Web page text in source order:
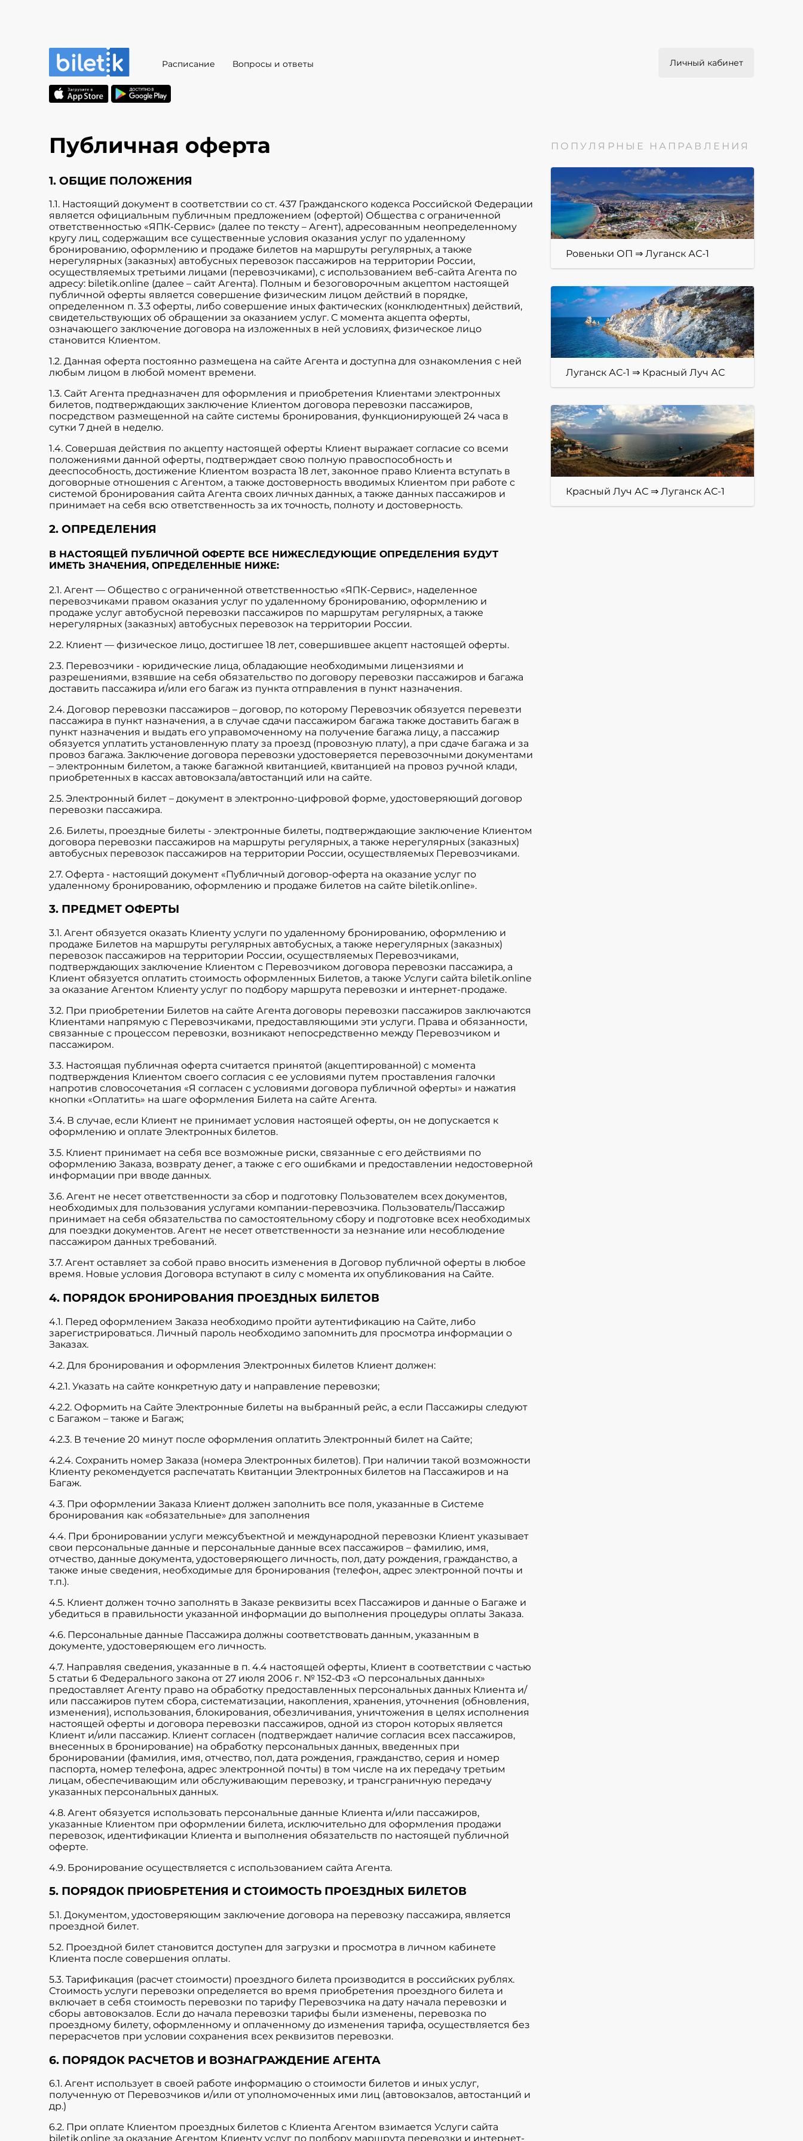
Расписание Вопросы и ответы Личный кабинет
Публичная оферта
1. ОБЩИЕ ПОЛОЖЕНИЯ
1.1. Настоящий документ в соответствии со ст. 437 Гражданского кодекса Российской Федерации
является официальным публичным предложением (офертой) Общества с ограниченной
ответственностью «ЯПК-Сервис» (далее по тексту – Агент), адресованным неопределенному
кругу лиц, содержащим все существенные условия оказания услуг по удаленному
бронированию, оформлению и продаже билетов на маршруты регулярных, а также
нерегулярных (заказных) автобусных перевозок пассажиров на территории России,
осуществляемых третьими лицами (перевозчиками), с использованием веб-сайта Агента по
адресу: biletik.online (далее – сайт Агента). Полным и безоговорочным акцептом настоящей
публичной оферты является совершение физическим лицом действий в порядке,
определенном п. 3.3 оферты, либо совершение иных фактических (конклюдентных) действий,
свидетельствующих об обращении за оказанием услуг. С момента акцепта оферты,
означающего заключение договора на изложенных в ней условиях, физическое лицо
становится Клиентом.
1.2. Данная оферта постоянно размещена на сайте Агента и доступна для ознакомления с ней
любым лицом в любой момент времени.
1.3. Сайт Агента предназначен для оформления и приобретения Клиентами электронных
билетов, подтверждающих заключение Клиентом договора перевозки пассажиров,
посредством размещенной на сайте системы бронирования, функционирующей 24 часа в
сутки 7 дней в неделю.
1.4. Совершая действия по акцепту настоящей оферты Клиент выражает согласие со всеми
положениями данной оферты, подтверждает свою полную правоспособность и
дееспособность, достижение Клиентом возраста 18 лет, законное право Клиента вступать в
договорные отношения с Агентом, а также достоверность вводимых Клиентом при работе с
системой бронирования сайта Агента своих личных данных, а также данных пассажиров и
принимает на себя всю ответственность за их точность, полноту и достоверность.
2. ОПРЕДЕЛЕНИЯ
В НАСТОЯЩЕЙ ПУБЛИЧНОЙ ОФЕРТЕ ВСЕ НИЖЕСЛЕДУЮЩИЕ ОПРЕДЕЛЕНИЯ БУДУТ
ИМЕТЬ ЗНАЧЕНИЯ, ОПРЕДЕЛЕННЫЕ НИЖЕ:
2.1. Агент — Общество с ограниченной ответственностью «ЯПК-Сервис», наделенное
перевозчиками правом оказания услуг по удаленному бронированию, оформлению и
продаже услуг автобусной перевозки пассажиров по маршрутам регулярных, а также
нерегулярных (заказных) автобусных перевозок на территории России.
2.2. Клиент — физическое лицо, достигшее 18 лет, совершившее акцепт настоящей оферты.
2.3. Перевозчики - юридические лица, обладающие необходимыми лицензиями и
разрешениями, взявшие на себя обязательство по договору перевозки пассажиров и багажа
доставить пассажира и/или его багаж из пункта отправления в пункт назначения.
2.4. Договор перевозки пассажиров – договор, по которому Перевозчик обязуется перевезти
пассажира в пункт назначения, а в случае сдачи пассажиром багажа также доставить багаж в
пункт назначения и выдать его управомоченному на получение багажа лицу, а пассажир
обязуется уплатить установленную плату за проезд (провозную плату), а при сдаче багажа и за
провоз багажа. Заключение договора перевозки удостоверяется перевозочными документами
– электронным билетом, а также багажной квитанцией, квитанцией на провоз ручной клади,
приобретенных в кассах автовокзала/автостанций или на сайте.
2.5. Электронный билет – документ в электронно-цифровой форме, удостоверяющий договор
перевозки пассажира.
2.6. Билеты, проездные билеты - электронные билеты, подтверждающие заключение Клиентом
договора перевозки пассажиров на маршруты регулярных, а также нерегулярных (заказных)
автобусных перевозок пассажиров на территории России, осуществляемых Перевозчиками.
2.7. Оферта - настоящий документ «Публичный договор-оферта на оказание услуг по
удаленному бронированию, оформлению и продаже билетов на сайте biletik.online».
3. ПРЕДМЕТ ОФЕРТЫ
3.1. Агент обязуется оказать Клиенту услуги по удаленному бронированию, оформлению и
продаже Билетов на маршруты регулярных автобусных, а также нерегулярных (заказных)
перевозок пассажиров на территории России, осуществляемых Перевозчиками,
подтверждающих заключение Клиентом с Перевозчиком договора перевозки пассажира, а
Клиент обязуется оплатить стоимость оформленных Билетов, а также Услуги сайта biletik.online
за оказание Агентом Клиенту услуг по подбору маршрута перевозки и интернет-продаже.
3.2. При приобретении Билетов на сайте Агента договоры перевозки пассажиров заключаются
Клиентами напрямую с Перевозчиками, предоставляющими эти услуги. Права и обязанности,
связанные с процессом перевозки, возникают непосредственно между Перевозчиком и
пассажиром.
3.3. Настоящая публичная оферта считается принятой (акцептированной) с момента
подтверждения Клиентом своего согласия с ее условиями путем проставления галочки
напротив словосочетания «Я согласен с условиями договора публичной оферты» и нажатия
кнопки «Оплатить» на шаге оформления Билета на сайте Агента.
3.4. В случае, если Клиент не принимает условия настоящей оферты, он не допускается к
оформлению и оплате Электронных билетов.
3.5. Клиент принимает на себя все возможные риски, связанные с его действиями по
оформлению Заказа, возврату денег, а также с его ошибками и предоставлении недостоверной
информации при вводе данных.
3.6. Агент не несет ответственности за сбор и подготовку Пользователем всех документов,
необходимых для пользования услугами компании-перевозчика. Пользователь/Пассажир
принимает на себя обязательства по самостоятельному сбору и подготовке всех необходимых
для поездки документов. Агент не несет ответственности за незнание или несоблюдение
пассажиром данных требований.
3.7. Агент оставляет за собой право вносить изменения в Договор публичной оферты в любое
время. Новые условия Договора вступают в силу с момента их опубликования на Сайте.
4. ПОРЯДОК БРОНИРОВАНИЯ ПРОЕЗДНЫХ БИЛЕТОВ
4.1. Перед оформлением Заказа необходимо пройти аутентификацию на Сайте, либо
зарегистрироваться. Личный пароль необходимо запомнить для просмотра информации о
Заказах.
4.2. Для бронирования и оформления Электронных билетов Клиент должен:
4.2.1. Указать на сайте конкретную дату и направление перевозки;
4.2.2. Оформить на Сайте Электронные билеты на выбранный рейс, а если Пассажиры следуют
с Багажом – также и Багаж;
4.2.3. В течение 20 минут после оформления оплатить Электронный билет на Сайте;
4.2.4. Сохранить номер Заказа (номера Электронных билетов). При наличии такой возможности
Клиенту рекомендуется распечатать Квитанции Электронных билетов на Пассажиров и на
Багаж.
4.3. При оформлении Заказа Клиент должен заполнить все поля, указанные в Системе
бронирования как «обязательные» для заполнения
4.4. При бронировании услуги межсубъектной и международной перевозки Клиент указывает
свои персональные данные и персональные данные всех пассажиров – фамилию, имя,
отчество, данные документа, удостоверяющего личность, пол, дату рождения, гражданство, а
также иные сведения, необходимые для бронирования (телефон, адрес электронной почты и
т.п.).
4.5. Клиент должен точно заполнять в Заказе реквизиты всех Пассажиров и данные о Багаже и
убедиться в правильности указанной информации до выполнения процедуры оплаты Заказа.
4.6. Персональные данные Пассажира должны соответствовать данным, указанным в
документе, удостоверяющем его личность.
4.7. Направляя сведения, указанные в п. 4.4 настоящей оферты, Клиент в соответствии с частью
5 статьи 6 Федерального закона от 27 июля 2006 г. № 152-ФЗ «О персональных данных»
предоставляет Агенту право на обработку предоставленных персональных данных Клиента и/
или пассажиров путем сбора, систематизации, накопления, хранения, уточнения (обновления,
изменения), использования, блокирования, обезличивания, уничтожения в целях исполнения
настоящей оферты и договора перевозки пассажиров, одной из сторон которых является
Клиент и/или пассажир. Клиент согласен (подтверждает наличие согласия всех пассажиров,
внесенных в бронирование) на обработку персональных данных, введенных при
бронировании (фамилия, имя, отчество, пол, дата рождения, гражданство, серия и номер
паспорта, номер телефона, адрес электронной почты) в том числе на их передачу третьим
лицам, обеспечивающим или обслуживающим перевозку, и трансграничную передачу
указанных персональных данных.
4.8. Агент обязуется использовать персональные данные Клиента и/или пассажиров,
указанные Клиентом при оформлении билета, исключительно для оформления продажи
перевозок, идентификации Клиента и выполнения обязательств по настоящей публичной
оферте.
4.9. Бронирование осуществляется с использованием сайта Агента.
5. ПОРЯДОК ПРИОБРЕТЕНИЯ И СТОИМОСТЬ ПРОЕЗДНЫХ БИЛЕТОВ
5.1. Документом, удостоверяющим заключение договора на перевозку пассажира, является
проездной билет.
5.2. Проездной билет становится доступен для загрузки и просмотра в личном кабинете
Клиента после совершения оплаты.
5.3. Тарификация (расчет стоимости) проездного билета производится в российских рублях.
Стоимость услуги перевозки определяется во время приобретения проездного билета и
включает в себя стоимость перевозки по тарифу Перевозчика на дату начала перевозки и
сборы автовокзалов. Если до начала перевозки тарифы были изменены, перевозка по
проездному билету, оформленному и оплаченному до изменения тарифа, осуществляется без
перерасчетов при условии сохранения всех реквизитов перевозки.
6. ПОРЯДОК РАСЧЕТОВ И ВОЗНАГРАЖДЕНИЕ АГЕНТА
6.1. Агент использует в своей работе информацию о стоимости билетов и иных услуг,
полученную от Перевозчиков и/или от уполномоченных ими лиц (автовокзалов, автостанций и
др.)
6.2. При оплате Клиентом проездных билетов с Клиента Агентом взимается Услуги сайта
biletik.online за оказание Агентом Клиенту услуг по подбору маршрута перевозки и интернет-
ПОПУЛЯРНЫЕ НАПРАВЛЕНИЯ
Ровеньки ОП ⇒ Луганск АС-1
Луганск АС-1 ⇒ Красный Луч АС
Красный Луч АС ⇒ Луганск АС-1